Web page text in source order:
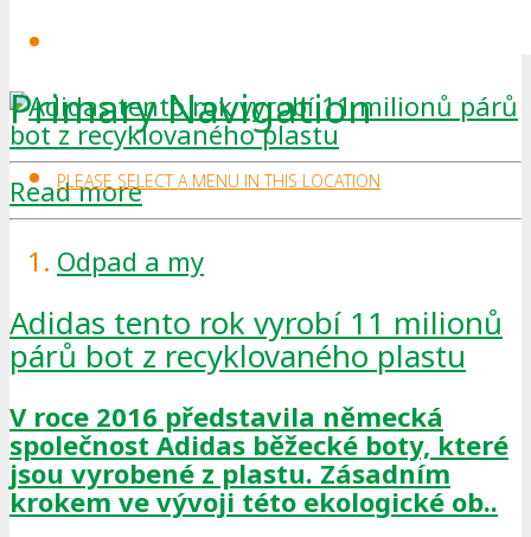
Primary Navigation
PLEASE SELECT A MENU IN THIS LOCATION
Read more
Odpad a my
Adidas tento rok vyrobí 11 milionů
párů bot z recyklovaného plastu
V roce 2016 představila německá
společnost Adidas běžecké boty, které
jsou vyrobené z plastu. Zásadním
krokem ve vývoji této ekologické ob..